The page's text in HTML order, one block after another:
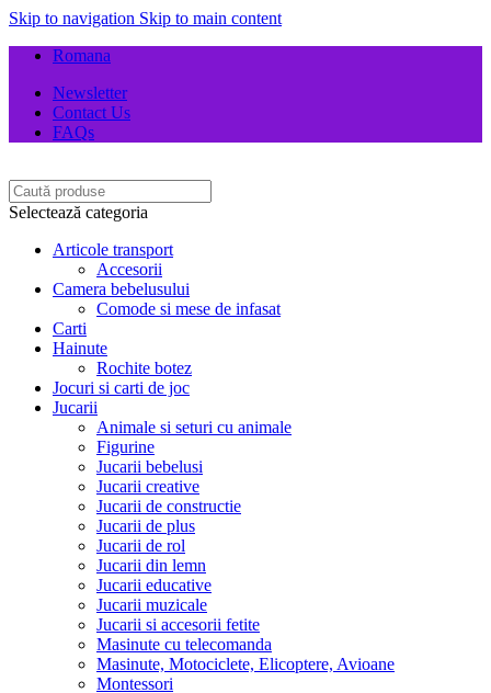
Skip to navigation Skip to main content
Romana
Newsletter
Contact Us
FAQs
Selectează categoria
Articole transport
Accesorii
Camera bebelusului
Comode si mese de infasat
Carti
Hainute
Rochite botez
Jocuri si carti de joc
Jucarii
Animale si seturi cu animale
Figurine
Jucarii bebelusi
Jucarii creative
Jucarii de constructie
Jucarii de plus
Jucarii de rol
Jucarii din lemn
Jucarii educative
Jucarii muzicale
Jucarii si accesorii fetite
Masinute cu telecomanda
Masinute, Motociclete, Elicoptere, Avioane
Montessori